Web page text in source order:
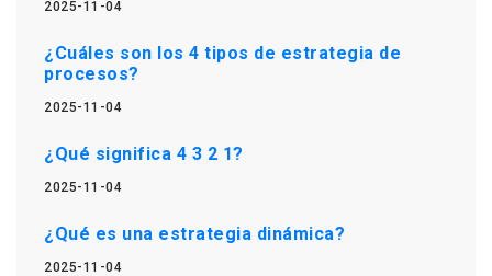
2025-11-04
¿Cuáles son los 4 tipos de estrategia de
procesos?
2025-11-04
¿Qué significa 4 3 2 1?
2025-11-04
¿Qué es una estrategia dinámica?
2025-11-04